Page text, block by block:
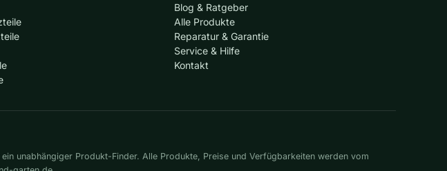
Blog & Ratgeber
Alle Produkte
Reparatur & Garantie
Service & Hilfe
Kontakt
unabhängiger Produkt-Finder. Alle Produkte, Preise und Verfügbarkeiten werden vom